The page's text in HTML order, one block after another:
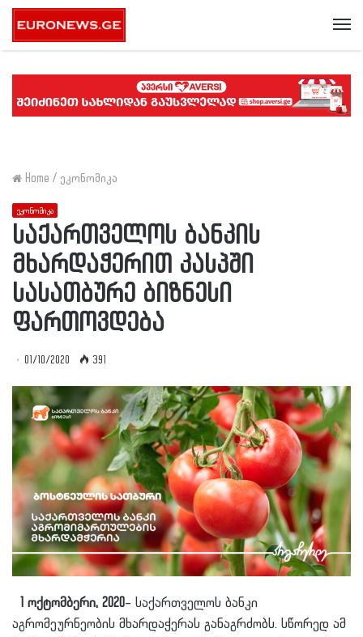
Home / ეკონომიკა
ეკონომიკა
საქართველოს ბანკის
მხარდაჭერით კასპში
სასათბურე ბიზნესი
ფართოვდება
01/10/2020 391
1 ოქტომბერი, 2020– საქართველოს ბანკი
აგრომეურნეობის მხარდაჭერას განაგრძობს. სწორედ ამ